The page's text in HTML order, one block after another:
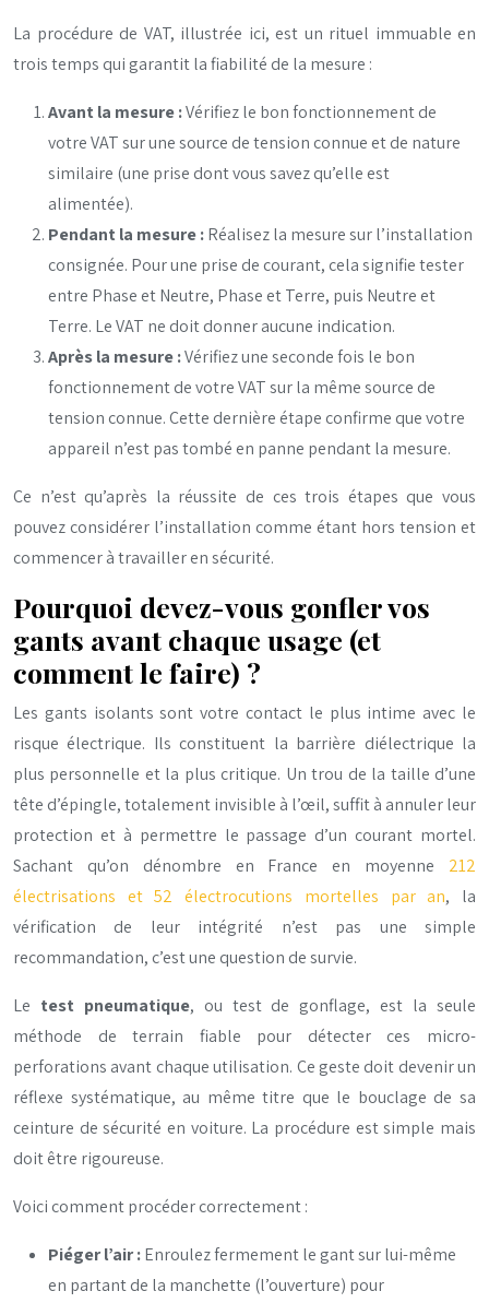
La procédure de VAT, illustrée ici, est un rituel immuable en
trois temps qui garantit la fiabilité de la mesure :
Avant la mesure :Vérifiez le bon fonctionnement de
votre VAT sur une source de tension connue et de nature
similaire (une prise dont vous savez qu’elle est
alimentée).
Pendant la mesure :Réalisez la mesure sur l’installation
consignée. Pour une prise de courant, cela signifie tester
entre Phase et Neutre, Phase et Terre, puis Neutre et
Terre. Le VAT ne doit donner aucune indication.
Après la mesure :Vérifiez une seconde fois le bon
fonctionnement de votre VAT sur la même source de
tension connue. Cette dernière étape confirme que votre
appareil n’est pas tombé en panne pendant la mesure.
Ce n’est qu’après la réussite de ces trois étapes que vous
pouvez considérer l’installation comme étant hors tension et
commencer à travailler en sécurité.
Pourquoi devez-vous gonfler vos
gants avant chaque usage (et
comment le faire) ?
Les gants isolants sont votre contact le plus intime avec le
risque électrique. Ils constituent la barrière diélectrique la
plus personnelle et la plus critique. Un trou de la taille d’une
tête d’épingle, totalement invisible à l’œil, suffit à annuler leur
protection et à permettre le passage d’un courant mortel.
Sachant qu’on dénombre en France en moyenne 212
électrisations et 52 électrocutions mortelles par an, la
vérification de leur intégrité n’est pas une simple
recommandation, c’est une question de survie.
Le test pneumatique, ou test de gonflage, est la seule
méthode de terrain fiable pour détecter ces micro-
perforations avant chaque utilisation. Ce geste doit devenir un
réflexe systématique, au même titre que le bouclage de sa
ceinture de sécurité en voiture. La procédure est simple mais
doit être rigoureuse.
Voici comment procéder correctement :
Piéger l’air :Enroulez fermement le gant sur lui-même
en partant de la manchette (l’ouverture) pour